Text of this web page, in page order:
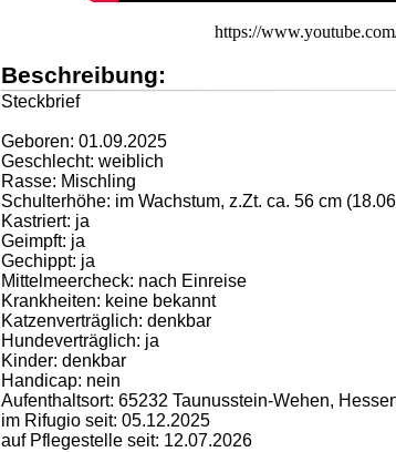
https://
Beschreibung:
Steckbrief
Geboren: 01.09.2025
Geschlecht: weiblich
Rasse: Mischling
Schulterhöhe: im Wachstum, z.Zt. ca. 56 cm
Kastriert: ja
Geimpft: ja
Gechippt: ja
Mittelmeercheck: nach Einreise
Krankheiten: keine bekannt
Katzenverträglich: denkbar
Hundeverträglich: ja
Kinder: denkbar
Handicap: nein
Aufenthaltsort: 65232 Taunusstein-Wehen,
im Rifugio seit: 05.12.2025
auf Pflegestelle seit: 12.07.2026